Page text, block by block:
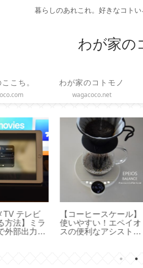
暮らしのあれこれ。好きなコトい
わが家の
こち。
わが家のコトモノ
wagacoco.net
テレビ
】ミラ
出力の
【コーヒースケール】
使いやすい！エペイオ
スの便利なアシストモ